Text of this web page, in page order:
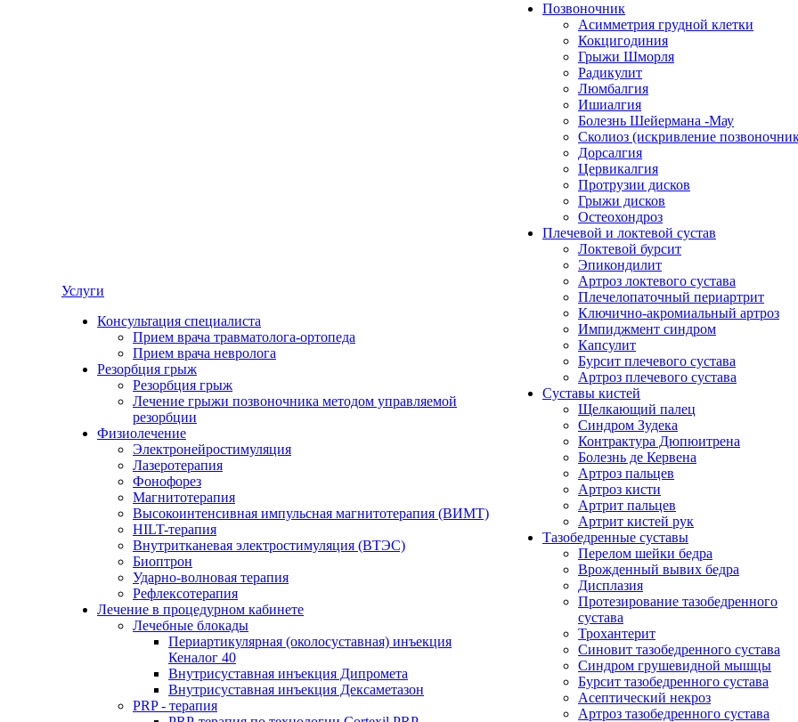
Услуги
Консультация специалиста
Прием врача травматолога-ортопеда
Прием врача невролога
Резорбция грыж
Резорбция грыж
Лечение грыжи позвоночника методом управляемой
резорбции
Физиолечение
Электронейростимуляция
Лазеротерапия
Фонофорез
Магнитотерапия
Высокоинтенсивная импульсная магнитотерапия (ВИМТ)
HILT-терапия
Внутритканевая электростимуляция (ВТЭС)
Биоптрон
Ударно-волновая терапия
Рефлексотерапия
Лечение в процедурном кабинете
Лечебные блокады
Периартикулярная (околосуставная) инъекция
Кеналог 40
Внутрисуставная инъекция Дипромета
Внутрисуставная инъекция Дексаметазон
PRP - терапия
Позвоночник
Асимметрия грудной клетки
Кокцигодиния
Грыжи Шморля
Радикулит
Люмбалгия
Ишиалгия
Болезнь Шейермана -Мау
Сколиоз (искривление
Дорсалгия
Цервикалгия
Протрузии дисков
Грыжи дисков
Остеохондроз
Плечевой и локтевой сустав
Локтевой бурсит
Эпикондилит
Артроз локтевого сустава
Плечелопаточный периартрит
Ключично-акромиальный артроз
Импиджмент синдром
Капсулит
Бурсит плечевого сустава
Артроз плечевого сустава
Суставы кистей
Щелкающий палец
Синдром Зудека
Контрактура Дюпюитрена
Болезнь де Кервена
Артроз пальцев
Артроз кисти
Артрит пальцев
Артрит кистей рук
Тазобедренные суставы
Перелом шейки бедра
Врожденный вывих бедра
Дисплазия
Протезирование тазобедренного
сустава
Трохантерит
Синовит тазобедренного сустава
Синдром грушевидной мышцы
Бурсит тазобедренного сустава
Асептический некроз
Артроз тазобедренного сустава